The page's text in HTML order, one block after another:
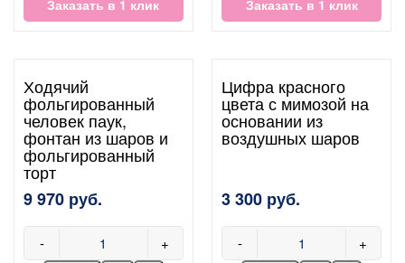
Заказать в 1 клик
Заказать в 1 клик
Ходячий
фольгированный
человек паук,
фонтан из шаров и
фольгированный
торт
9 970 руб.
- +
Цифра красного
цвета с мимозой на
основании из
воздушных шаров
3 300 руб.
- +